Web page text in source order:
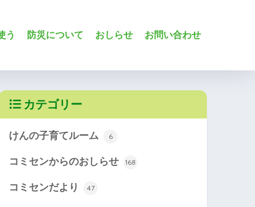
う 防災について おしらせ お問い合わせ
カテゴリー
けんの子育てルーム 6
コミセンからのおしらせ 168
コミセンだより 47